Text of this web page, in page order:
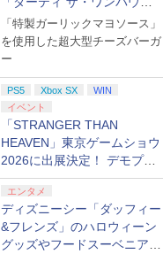
ダー」を8月7日発売
「特製ガーリックマヨソース」
を使用した超大型チーズバーガ
ー
PS5 Xbox SX
WIN
イベント
「STRANGER THAN
HEAVEN」東京ゲームショウ
2026に出展決定！ デモプレ
イや体験型展示も
エンタメ
ディズニーシー「ダッフィー
&フレンズ」のハロウィーン
グッズやフードスーベニアが